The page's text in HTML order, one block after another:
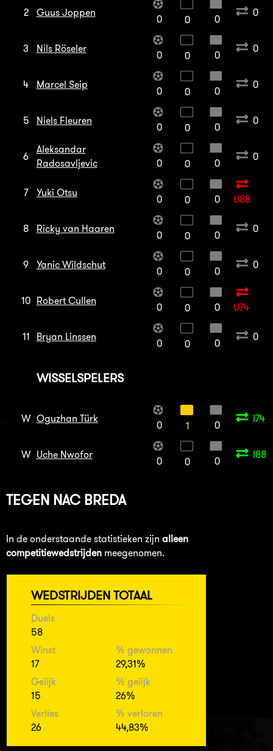
2 Guus Joppen
0 0 0
0
3 Nils Röseler
0 0 0
0
4 Marcel Seip
0 0 0
0
5 Niels Fleuren
0 0 0
0
6
Aleksandar
Radosavljevic
0 0 0
0
7 Yuki Otsu
0 0 0 U88
8 Ricky van Haaren
0 0 0
0
9 Yanic Wildschut
0 0 0
0
10 Robert Cullen
0 0 0 U74
11 Bryan Linssen
0 0 0
0
WISSELSPELERS
W Oguzhan Türk
0 1 0
I74
W Uche Nwofor
0 0 0
I88
TEGEN NAC BREDA
In de onderstaande statistieken zijn alleen
competitiewedstrijden meegenomen.
WEDSTRIJDEN TOTAAL
Duels
58
Winst
17
% gewonnen
29,31%
Gelijk
15
% gelijk
26%
Verlies
26
% verloren
44,83%